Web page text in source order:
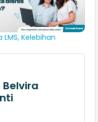
LMS, Kelebihan